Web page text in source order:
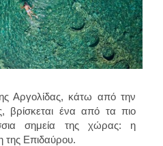
Αργολίδας, κάτω από την
βρίσκεται ένα από τα πιο
σημεία της χώρας: η
της Επιδαύρου.